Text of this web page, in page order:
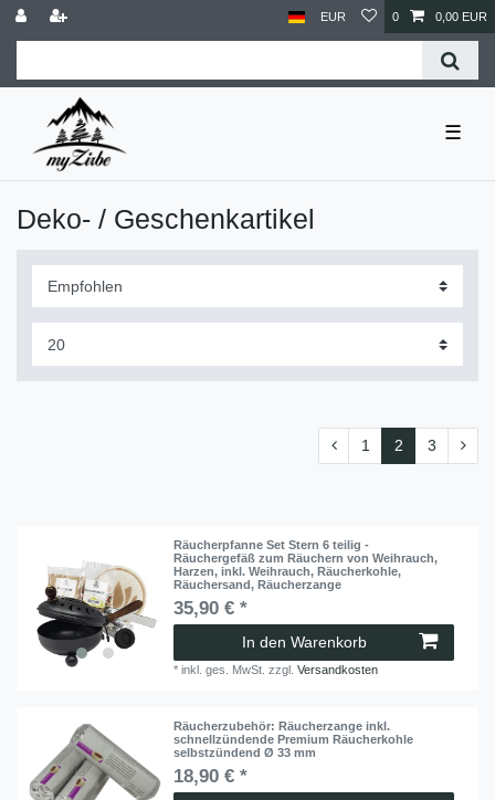
EUR 0 0,00 EUR
☰
Deko- / Geschenkartikel
1 2 3
Räucherpfanne Set Stern 6 teilig -
Räuchergefäß zum Räuchern von Weihrauch,
Harzen, inkl. Weihrauch, Räucherkohle,
Räuchersand, Räucherzange
35,90 € *
In den Warenkorb
*inkl. ges. MwSt. zzgl.Versandkosten
Räucherzubehör: Räucherzange inkl.
schnellzündende Premium Räucherkohle
selbstzündend Ø 33 mm
18,90 € *